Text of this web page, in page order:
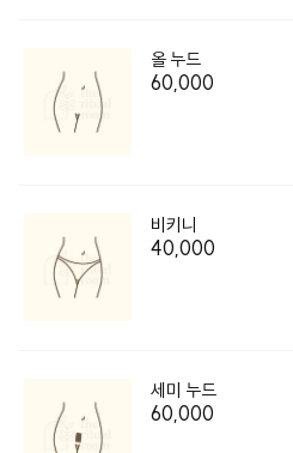
슈가 페이스트로 시술하는 제모 방법입
적고 천연 성분으로 이뤄져 인체에 무해
의 위험이 없습니다.
남아있는 메이크업 잔여물 등을 걷어내
나보세요.
의 흔적을 지워줄 가장 안전한 방법입니다.
* 찾아오시는 길
올 누드
60,000
비키니
40,000
세미 누드
60,000